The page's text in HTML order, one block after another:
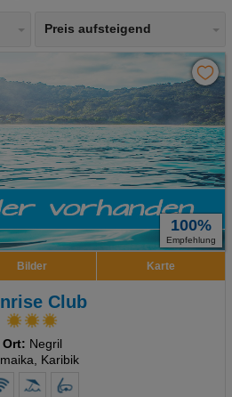
Preis aufsteigend
100%
Empfehlung
Bilder Karte
Club
Ort: Negril
Karibik